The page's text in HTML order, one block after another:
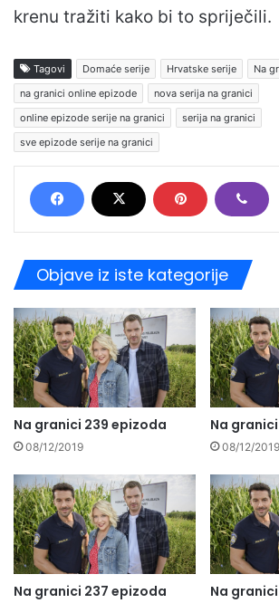
krenu tražiti kako bi to spriječili.
Tagovi Domaće serije Hrvatske serije
Na
na granici online epizode
nova serija na granici
online epizode serije na granici
serija na granici
sve epizode serije na granici
Objave iz iste kategorije
Na granici 239 epizoda
08/12/2019
Na
08/12/2019
Na granici 237 epizoda Na